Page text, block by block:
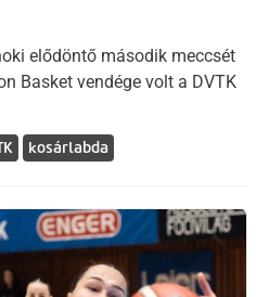
elődöntő második meccsét
Basket vendége volt a DVTK
kosárlabda